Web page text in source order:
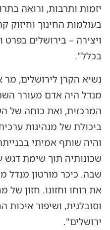
יזמות ותרבות, ורואה
בעולמות החינוך וחיזוק
ויצירה – בירושלים בפרט
בכלל".
נשיא הקרן לירושלים, מר
מנדל היה אדם מעורר
המרכזית, ואת כוחה של
ביכולת של מנהיגות
והיה שותף אמיתי
שכונותיה תוך שימת דגש
שבה. כיכר מורטון
את רוחו וחזונו. חזון
וסובלנית, ושיפור איכות
ירושלים".